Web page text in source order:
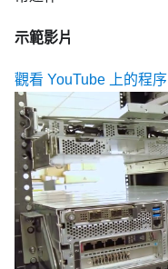
示範影片
觀看 YouTube 上的程序